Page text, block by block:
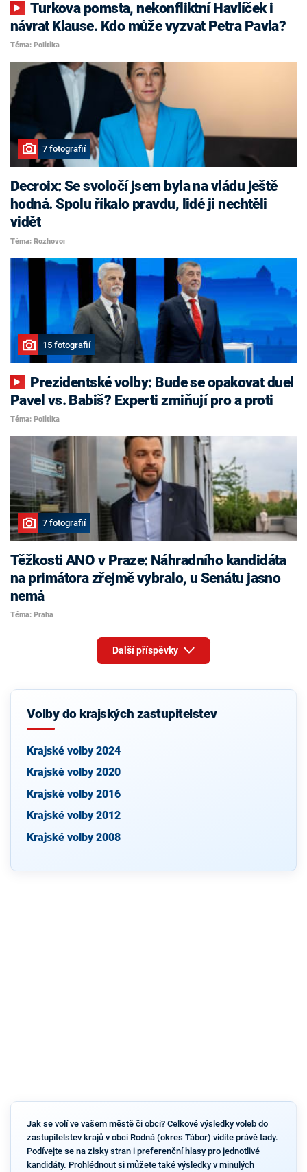
Turkova pomsta, nekonfliktní Havlíček i
návrat Klause. Kdo může vyzvat Petra Pavla?
Téma: Politika
7 fotografií
Decroix: Se svoločí jsem byla na vládu ještě
hodná. Spolu říkalo pravdu, lidé ji nechtěli
vidět
Téma: Rozhovor
15 fotografií
Pavel vs. Babiš? Experti zmiňují pro a proti
Téma: Politika
7 fotografií
Těžkosti ANO v Praze: Náhradního kandidáta
na primátora zřejmě vybralo, u Senátu jasno
nemá
Téma: Praha
Další příspěvky
Volby do krajských zastupitelstev
Krajské volby 2024
Krajské volby 2020
Krajské volby 2016
Krajské volby 2012
Krajské volby 2008
Jak se volí ve vašem městě či obci? Celkové výsledky voleb do
zastupitelstev krajů v obci Rodná (okres Tábor) vidíte právě tady.
Podívejte se na zisky stran i preferenční hlasy pro jednotlivé
kandidáty. Prohlédnout si můžete také výsledky v minulých